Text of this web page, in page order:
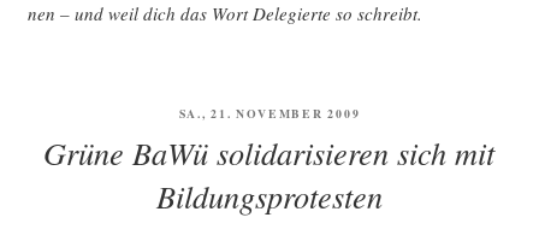
nen – und weil dich das Wort Dele­gier­te so schreibt.
VERÖFFENTLICHT
SA., 21. NOVEMBER 2009
Grüne BaWü solidarisieren sich mit
Bildungsprotesten